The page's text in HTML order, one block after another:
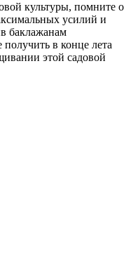
культуры, помните о
усилий и
баклажанам
в конце лета
этой садовой